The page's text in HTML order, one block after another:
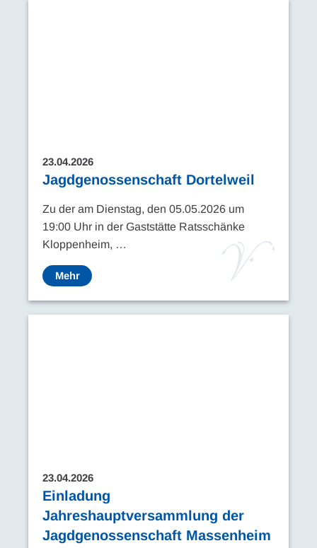
23.04.2026
Jagdgenossenschaft Dortelweil
Zu der am Dienstag, den 05.05.2026 um
19:00 Uhr in der Gaststätte Ratsschänke
Kloppenheim, …
Mehr
23.04.2026
Einladung
Jahreshauptversammlung der
Jagdgenossenschaft Massenheim